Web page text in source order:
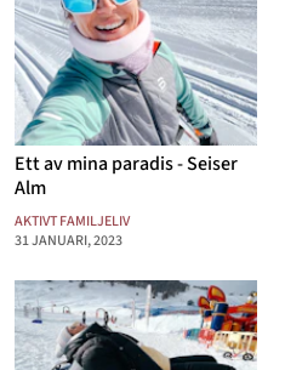
Ett av mina paradis - Seiser
Alm
AKTIVT FAMILJELIV
31 JANUARI, 2023